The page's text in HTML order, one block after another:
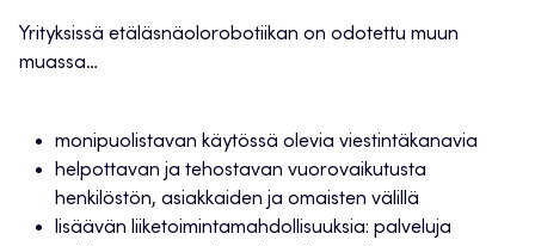
Yrityksissä etäläsnäolorobotiikan on odotettu muun
muassa…
monipuolistavan käytössä olevia viestintäkanavia
helpottavan ja tehostavan vuorovaikutusta
henkilöstön, asiakkaiden ja omaisten välillä
lisäävän liiketoimintamahdollisuuksia: palveluja